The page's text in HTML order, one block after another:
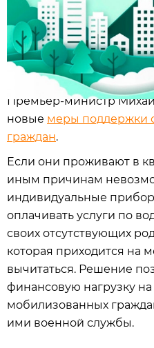
Премьер-министр
новые меры поддержки
граждан.
Если они проживают в
иным причинам
индивидуальные
оплачивать услуги по
своих отсутствующих
которая приходится на
вычитаться. Решение
финансовую нагрузку
мобилизованных
ими военной службы.